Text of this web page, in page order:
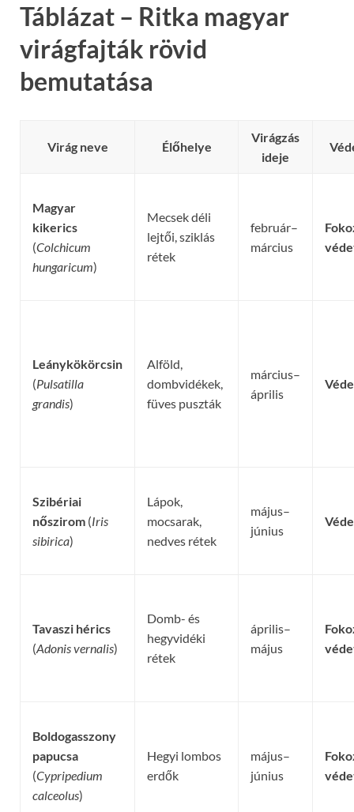
Táblázat – Ritka magyar
virágfajták rövid
bemutatása
Virág neve Élőhelye
Virágzás
ideje
Magyar
kikerics
(Colchicum
hungaricum)
Mecsek déli
lejtői, sziklás
rétek
február–
március
Leánykökörcsin
(Pulsatilla
grandis)
Alföld,
dombvidékek,
füves puszták
március–
április
Szibériai
nőszirom (Iris
sibirica)
Lápok,
mocsarak,
nedves rétek
május–
június
Tavaszi hérics
(Adonis vernalis)
Domb- és
hegyvidéki
rétek
április–
május
Boldogasszony
papucsa
(Cypripedium
calceolus)
Hegyi lombos
erdők
május–
június